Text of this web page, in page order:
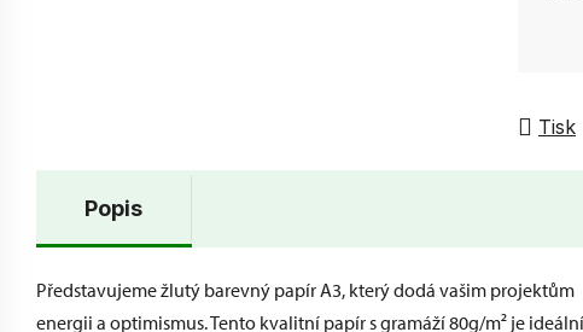
Tisk
Popis
Představujeme žlutý barevný papír A3, který dodá vašim projektům
energii a optimismus. Tento kvalitní papír s gramáží 80g/m² je